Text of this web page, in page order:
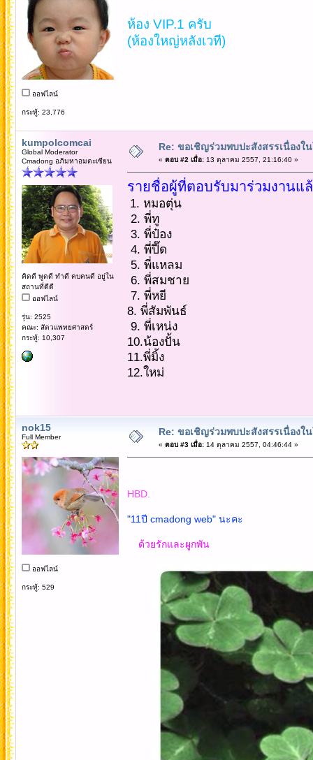
ออฟไลน์
กระทู้: 23,776
ห้อง VIP.1 ครับ
(ห้องใหญ่หลังเวที)
kumpolcomcai
Global Moderator
Cmadong อภิมหาอมตะเซียน
คิดดี พูดดี ทำดี คบคนดี อยู่ใน
สถานที่ดีดี
ออฟไลน์
รุ่น: 2525
คณะ: สัตวแพทยศาสตร์
กระทู้: 10,307
Re: ขอเชิญร่วมพบปะสังสรรเนื่องใ
« ตอบ #2 เมื่อ:13 ตุลาคม 2557, 21:16:40 »
รายชื่อผู้ที่ตอบรับมาร่วมงานแ
1. หมอตุ่น
2. พี่ทู
3. พี่ป๋อง
4. พี่ปี๊ด
5. พี่แหลม
6. พี่สมชาย
7. พี่หยี
8. พี่สัมพันธ์
9. พี่เหน่ง
10.น้องปั้น
11.พี่มิ้ง
12.ใหม่
nok15
Full Member
ออฟไลน์
กระทู้: 529
Re: ขอเชิญร่วมพบปะสังสรรเนื่องใ
« ตอบ #3 เมื่อ:14 ตุลาคม 2557, 04:46:44 »
HBD.
"11ปี cmadong web" นะคะ
ด้วยรักและผูกพัน